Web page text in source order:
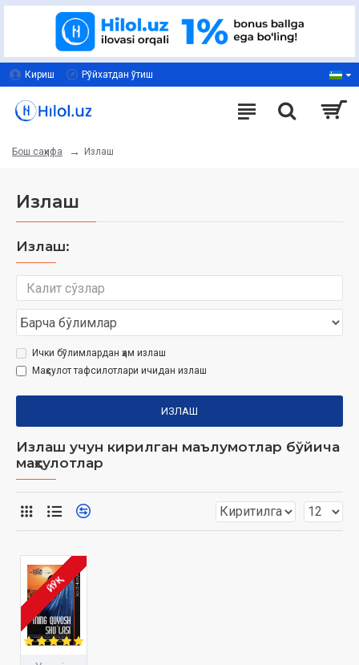
Кириш Рўйхатдан ўтиш
Бош саҳифа Излаш
Излаш
Излаш:
Ички бўлимлардан ҳам излаш
Маҳсулот тафсилотлари ичидан излаш
ИЗЛАШ
Излаш учун кирилган маълумотлар бўйича
маҳсулотлар
ЙЎҚ